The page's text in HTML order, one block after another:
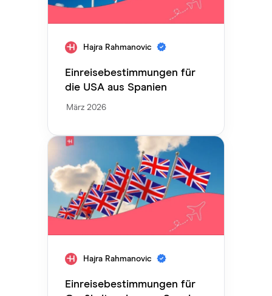
Hajra Rahmanovic
Einreisebestimmungen für
die USA aus Spanien
März 2026
Hajra Rahmanovic
Einreisebestimmungen für